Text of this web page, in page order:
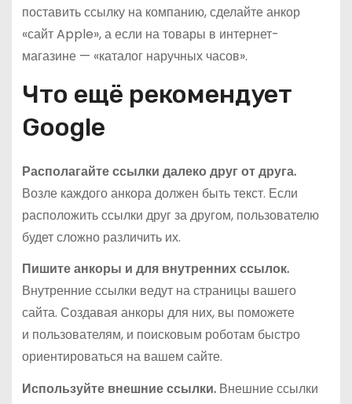
поставить ссылку на компанию, сделайте анкор
«сайт Apple», а если на товары в интернет-
магазине — «каталог наручных часов».
Что ещё рекомендует
Google
Располагайте ссылки далеко друг от друга.
Возле каждого анкора должен быть текст. Если
расположить ссылки друг за другом, пользователю
будет сложно различить их.
Пишите анкоры и для внутренних ссылок.
Внутренние ссылки ведут на страницы вашего
сайта. Создавая анкоры для них, вы поможете
и пользователям, и поисковым роботам быстро
ориентироваться на вашем сайте.
Используйте внешние ссылки.Внешние ссылки